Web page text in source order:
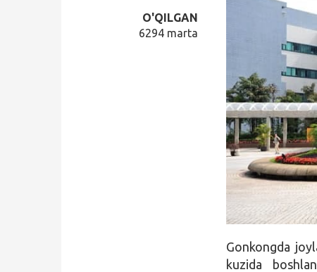
O'QILGAN
6294 marta
Gonkongda
kuzida